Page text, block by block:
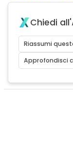
Chiedi
Riassumi
Approfondisci